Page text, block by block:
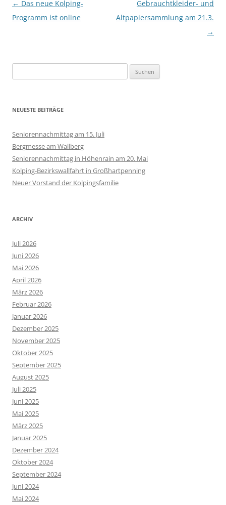
Beitragsnavigation
← Das neue Kolping-
Programm ist online
Gebrauchtkleider- und
Altpapiersammlung am 21.3.
→
nach:
NEUESTE BEITRÄGE
Seniorennachmittag am 15. Juli
Bergmesse am Wallberg
Seniorennachmittag in Höhenrain am 20. Mai
Kolping-Bezirkswallfahrt in Großhartpenning
Neuer Vorstand der Kolpingsfamilie
ARCHIV
Juli 2026
Juni 2026
Mai 2026
April 2026
März 2026
Februar 2026
Januar 2026
Dezember 2025
November 2025
Oktober 2025
September 2025
August 2025
Juli 2025
Juni 2025
Mai 2025
März 2025
Januar 2025
Dezember 2024
Oktober 2024
September 2024
Juni 2024
Mai 2024